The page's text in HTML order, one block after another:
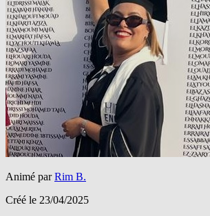
Animé parRim B.
Créé le 23/04/2025